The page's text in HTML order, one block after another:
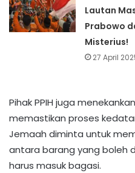
Lautan
Prabowo
Misterius!
27 April
Pihak PPIH juga
memastikan proses
Jemaah diminta untuk
antara barang yang boleh
harus masuk bagasi.